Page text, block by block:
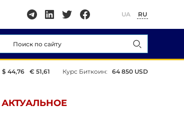
UA RU
$ 44,76 € 51,61 Курс Биткоин: 64 850 USD
АКТУАЛЬНОЕ